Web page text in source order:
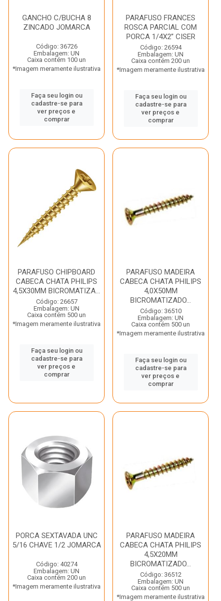
GANCHO C/BUCHA 8
ZINCADO JOMARCA
Código: 36726
Embalagem: UN
Caixa contém 100 un
*Imagem meramente ilustrativa
Faça seu login ou
cadastre-se para
ver preços e
comprar
PARAFUSO FRANCES
ROSCA PARCIAL COM
PORCA 1/4X2” CISER
Código: 26594
Embalagem: UN
Caixa contém 200 un
*Imagem meramente ilustrativa
Faça seu login ou
cadastre-se para
ver preços e
comprar
PARAFUSO CHIPBOARD
CABECA CHATA PHILIPS
4,5X30MM BICROMATIZA...
Código: 26657
Embalagem: UN
Caixa contém 500 un
*Imagem meramente ilustrativa
Faça seu login ou
cadastre-se para
ver preços e
comprar
PARAFUSO MADEIRA
CABECA CHATA PHILIPS
4,0X50MM
BICROMATIZADO...
Código: 36510
Embalagem: UN
Caixa contém 500 un
*Imagem meramente ilustrativa
Faça seu login ou
cadastre-se para
ver preços e
comprar
PORCA SEXTAVADA UNC
5/16 CHAVE 1/2 JOMARCA
Código: 40274
Embalagem: UN
Caixa contém 200 un
*Imagem meramente ilustrativa
PARAFUSO MADEIRA
CABECA CHATA PHILIPS
4,5X20MM
BICROMATIZADO...
Código: 36512
Embalagem: UN
Caixa contém 500 un
*Imagem meramente ilustrativa